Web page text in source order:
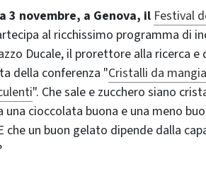
3 novembre, a Genova, il Festival
al ricchissimo programma di
Ducale, il prorettore alla ricerca
della conferenza "Cristalli da
". Che sale e zucchero siano
cioccolata buona e una meno
che un buon gelato dipende dalla